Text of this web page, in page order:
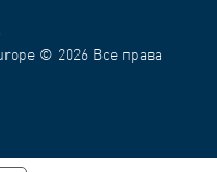
© 2026 Все права